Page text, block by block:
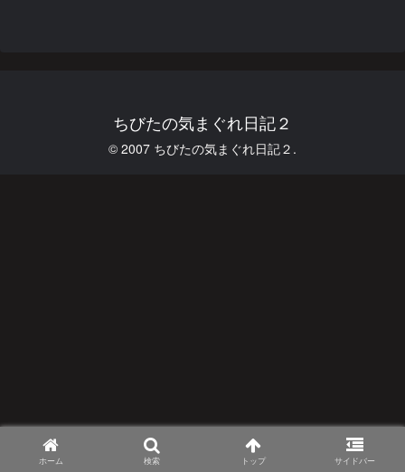
ちびたの気まぐれ日記２
© 2007 ちびたの気まぐれ日記２.
ホーム 検索 トップ サイドバー